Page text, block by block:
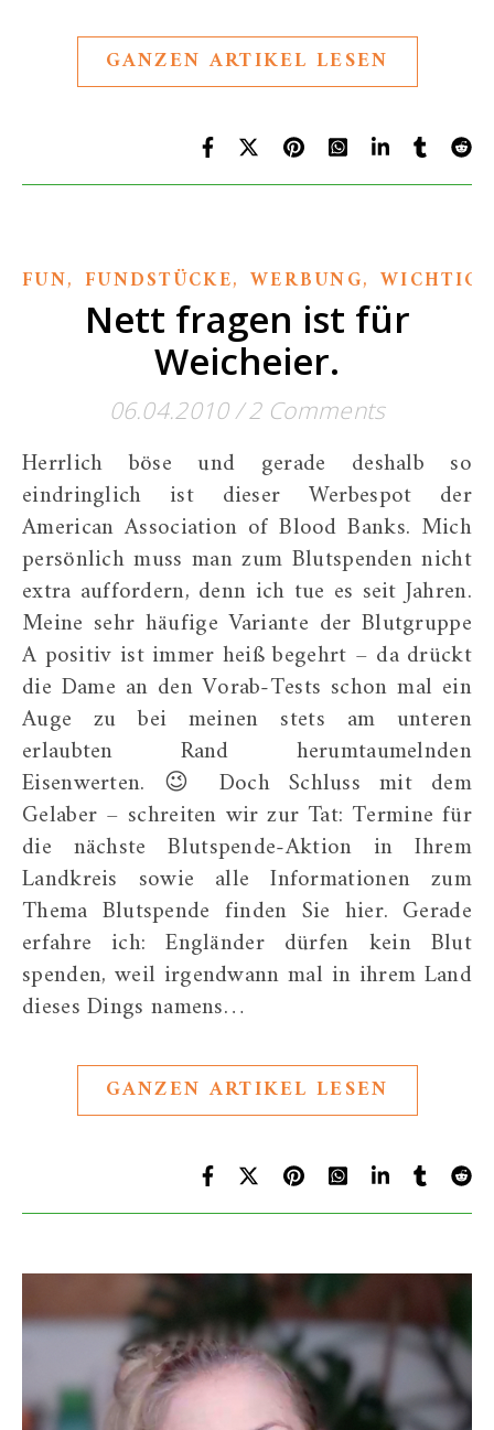
GANZEN ARTIKEL LESEN
FUN, FUNDSTÜCKE, WERBUNG,
Nett fragen ist für
Weicheier.
06.04.2010/ 2 Comments
Herrlich böse und gerade deshalb so
eindringlich ist dieser Werbespot der
American Association of Blood Banks. Mich
persönlich muss man zum Blutspenden nicht
extra auffordern, denn ich tue es seit Jahren.
Meine sehr häufige Variante der Blutgruppe
A positiv ist immer heiß begehrt – da drückt
die Dame an den Vorab-Tests schon mal ein
Auge zu bei meinen stets am unteren
erlaubten Rand herumtaumelnden
Eisenwerten. 😉 Doch Schluss mit dem
Gelaber – schreiten wir zur Tat: Termine für
die nächste Blutspende-Aktion in Ihrem
Landkreis sowie alle Informationen zum
Thema Blutspende finden Sie hier. Gerade
erfahre ich: Engländer dürfen kein Blut
spenden, weil irgendwann mal in ihrem Land
dieses Dings namens…
GANZEN ARTIKEL LESEN